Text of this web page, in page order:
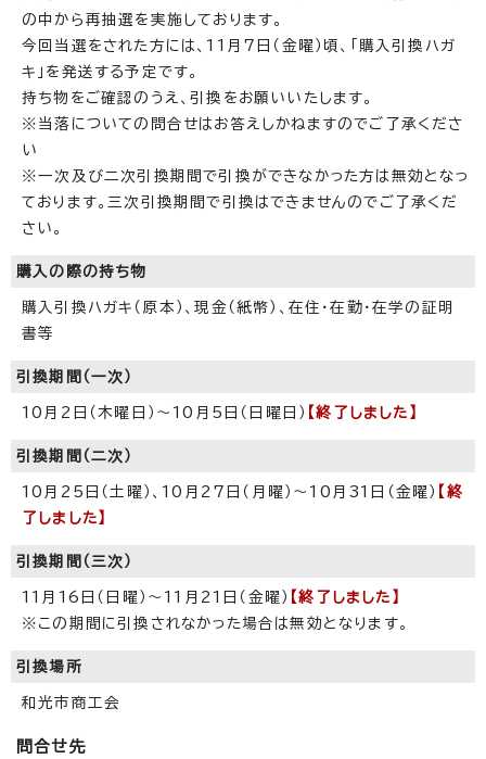
の中から再抽選を実施しております。
今回当選をされた方には、11月7日（金曜）頃、「購入引換ハガ
キ」を発送する予定です。
持ち物をご確認のうえ、引換をお願いいたします。
※当落についての問合せはお答えしかねますのでご了承くださ
い
※一次及び二次引換期間で引換ができなかった方は無効となっ
ております。三次引換期間で引換はできませんのでご了承くだ
さい。
購入の際の持ち物
購入引換ハガキ（原本）、現金（紙幣）、在住・在勤・在学の証明
書等
引換期間（一次）
10月2日（木曜日）～10月5日（日曜日） 【終了しました】
引換期間（二次）
10月25日（土曜）、10月27日（月曜）～10月31日（金曜） 【終
了しました】
引換期間（三次）
11月16日（日曜）～11月21日（金曜） 【終了しました】
※この期間に引換されなかった場合は無効となります。
引換場所
和光市商工会
問合せ先